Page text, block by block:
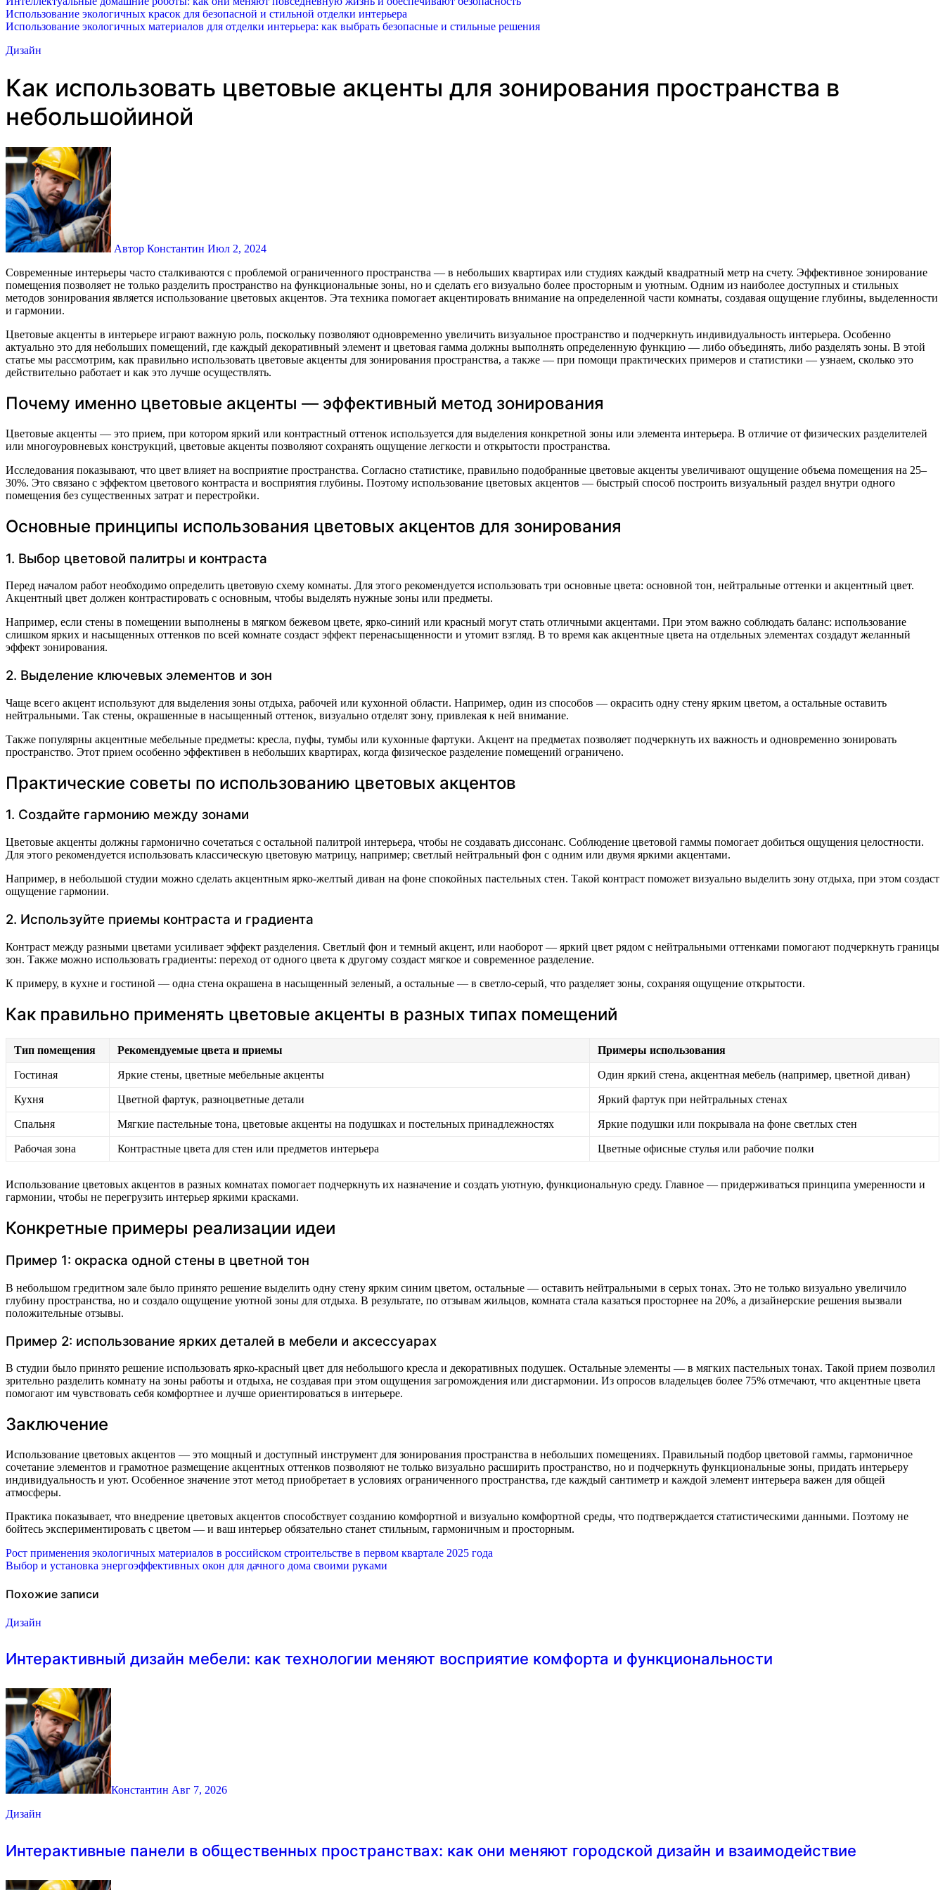
Использование экологичных красок для безопасной и стильной отделки интерьера
Использование экологичных материалов для отделки интерьера: как выбрать безопасные и стильные решения
Дизайн
Как использовать цветовые акценты для зонирования пространства в
небольшойиной
Автор Константин Июл 2, 2024
Современные интерьеры часто сталкиваются с проблемой ограниченного пространства — в небольших квартирах или студиях каждый квадратный метр на счету. Эффективное зонирование
помещения позволяет не только разделить пространство на функциональные зоны, но и сделать его визуально более просторным и уютным. Одним из наиболее доступных и стильных
методов зонирования является использование цветовых акцентов. Эта техника помогает акцентировать внимание на определенной части комнаты, создавая ощущение глубины, выделенности
и гармонии.
Цветовые акценты в интерьере играют важную роль, поскольку позволяют одновременно увеличить визуальное пространство и подчеркнуть индивидуальность интерьера. Особенно
актуально это для небольших помещений, где каждый декоративный элемент и цветовая гамма должны выполнять определенную функцию — либо объединять, либо разделять зоны. В этой
статье мы рассмотрим, как правильно использовать цветовые акценты для зонирования пространства, а также — при помощи практических примеров и статистики — узнаем, сколько это
действительно работает и как это лучше осуществлять.
Почему именно цветовые акценты — эффективный метод зонирования
Цветовые акценты — это прием, при котором яркий или контрастный оттенок используется для выделения конкретной зоны или элемента интерьера. В отличие от физических разделителей
или многоуровневых конструкций, цветовые акценты позволяют сохранять ощущение легкости и открытости пространства.
Исследования показывают, что цвет влияет на восприятие пространства. Согласно статистике, правильно подобранные цветовые акценты увеличивают ощущение объема помещения на 25–
30%. Это связано с эффектом цветового контраста и восприятия глубины. Поэтому использование цветовых акцентов — быстрый способ построить визуальный раздел внутри одного
помещения без существенных затрат и перестройки.
Основные принципы использования цветовых акцентов для зонирования
1. Выбор цветовой палитры и контраста
Перед началом работ необходимо определить цветовую схему комнаты. Для этого рекомендуется использовать три основные цвета: основной тон, нейтральные оттенки и акцентный цвет.
Акцентный цвет должен контрастировать с основным, чтобы выделять нужные зоны или предметы.
Например, если стены в помещении выполнены в мягком бежевом цвете, ярко-синий или красный могут стать отличными акцентами. При этом важно соблюдать баланс: использование
слишком ярких и насыщенных оттенков по всей комнате создаст эффект перенасыщенности и утомит взгляд. В то время как акцентные цвета на отдельных элементах создадут желанный
эффект зонирования.
2. Выделение ключевых элементов и зон
Чаще всего акцент используют для выделения зоны отдыха, рабочей или кухонной области. Например, один из способов — окрасить одну стену ярким цветом, а остальные оставить
нейтральными. Так стены, окрашенные в насыщенный оттенок, визуально отделят зону, привлекая к ней внимание.
Также популярны акцентные мебельные предметы: кресла, пуфы, тумбы или кухонные фартуки. Акцент на предметах позволяет подчеркнуть их важность и одновременно зонировать
пространство. Этот прием особенно эффективен в небольших квартирах, когда физическое разделение помещений ограничено.
Практические советы по использованию цветовых акцентов
1. Создайте гармонию между зонами
Цветовые акценты должны гармонично сочетаться с остальной палитрой интерьера, чтобы не создавать диссонанс. Соблюдение цветовой гаммы помогает добиться ощущения целостности.
Для этого рекомендуется использовать классическую цветовую матрицу, например; светлый нейтральный фон с одним или двумя яркими акцентами.
Например, в небольшой студии можно сделать акцентным ярко-желтый диван на фоне спокойных пастельных стен. Такой контраст поможет визуально выделить зону отдыха, при этом создаст
ощущение гармонии.
2. Используйте приемы контраста и градиента
Контраст между разными цветами усиливает эффект разделения. Светлый фон и темный акцент, или наоборот — яркий цвет рядом с нейтральными оттенками помогают подчеркнуть границы
зон. Также можно использовать градиенты: переход от одного цвета к другому создаст мягкое и современное разделение.
К примеру, в кухне и гостиной — одна стена окрашена в насыщенный зеленый, а остальные — в светло-серый, что разделяет зоны, сохраняя ощущение открытости.
Как правильно применять цветовые акценты в разных типах помещений
Тип помещения Рекомендуемые цвета и приемы Примеры использования
Гостиная Яркие стены, цветные мебельные акценты Один яркий стена, акцентная мебель (например, цветной диван)
Кухня Цветной фартук, разноцветные детали Яркий фартук при нейтральных стенах
Спальня Мягкие пастельные тона, цветовые акценты на подушках и постельных принадлежностях Яркие подушки или покрывала на фоне светлых стен
Рабочая зона Контрастные цвета для стен или предметов интерьера Цветные офисные стулья или рабочие полки
Использование цветовых акцентов в разных комнатах помогает подчеркнуть их назначение и создать уютную, функциональную среду. Главное — придерживаться принципа умеренности и
гармонии, чтобы не перегрузить интерьер яркими красками.
Конкретные примеры реализации идеи
Пример 1: окраска одной стены в цветной тон
В небольшом гредитном зале было принято решение выделить одну стену ярким синим цветом, остальные — оставить нейтральными в серых тонах. Это не только визуально увеличило
глубину пространства, но и создало ощущение уютной зоны для отдыха. В результате, по отзывам жильцов, комната стала казаться просторнее на 20%, а дизайнерские решения вызвали
положительные отзывы.
Пример 2: использование ярких деталей в мебели и аксессуарах
В студии было принято решение использовать ярко-красный цвет для небольшого кресла и декоративных подушек. Остальные элементы — в мягких пастельных тонах. Такой прием позволил
зрительно разделить комнату на зоны работы и отдыха, не создавая при этом ощущения загромождения или дисгармонии. Из опросов владельцев более 75% отмечают, что акцентные цвета
помогают им чувствовать себя комфортнее и лучше ориентироваться в интерьере.
Заключение
Использование цветовых акцентов — это мощный и доступный инструмент для зонирования пространства в небольших помещениях. Правильный подбор цветовой гаммы, гармоничное
сочетание элементов и грамотное размещение акцентных оттенков позволяют не только визуально расширить пространство, но и подчеркнуть функциональные зоны, придать интерьеру
индивидуальность и уют. Особенное значение этот метод приобретает в условиях ограниченного пространства, где каждый сантиметр и каждой элемент интерьера важен для общей
атмосферы.
Практика показывает, что внедрение цветовых акцентов способствует созданию комфортной и визуально комфортной среды, что подтверждается статистическими данными. Поэтому не
бойтесь экспериментировать с цветом — и ваш интерьер обязательно станет стильным, гармоничным и просторным.
Навигация
записям
Рост применения экологичных материалов в российском строительстве в первом квартале 2025 года
Выбор и установка энергоэффективных окон для дачного дома своими руками
Похожие записи
Дизайн
Интерактивный дизайн мебели: как технологии меняют восприятие комфорта и функциональности
Константин Авг 7, 2026
Дизайн
Интерактивные панели в общественных пространствах: как они меняют городской дизайн и взаимодействие